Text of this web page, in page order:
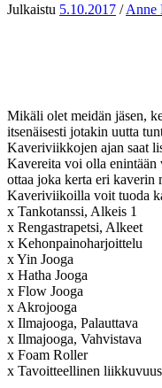
Julkaistu 5.10.2017 /Anne
Mikäli olet meidän jäsen,
itsenäisesti jotakin uutta
Kaveriviikkojen ajan saat
Kavereita voi olla
ottaa joka kerta eri kaverin
Kaveriviikoilla voit tuoda
x Tankotanssi, Alkeis 1
x Rengastrapetsi, Alkeet
x Kehonpainoharjoittelu
x Yin Jooga
x Hatha Jooga
x Flow Jooga
x Akrojooga
x Ilmajooga, Palauttava
x Ilmajooga, Vahvistava
x Foam Roller
x Tavoitteellinen liikkuvuus